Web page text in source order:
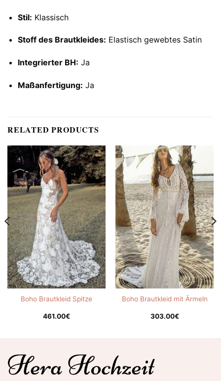
Stil: Klassisch
Stoff des Brautkleides: Elastisch gewebtes Satin
Integrierter BH: Ja
Maßanfertigung: Ja
RELATED PRODUCTS
Boho Brautkleid Spitze
461.00€
Boho Brautkleid mit Ärmeln
303.00€